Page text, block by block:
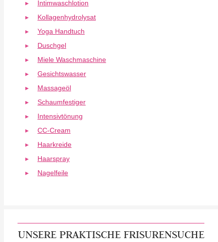
Intimwaschlotion
Kollagenhydrolysat
Yoga Handtuch
Duschgel
Miele Waschmaschine
Gesichtswasser
Massageöl
Schaumfestiger
Intensivtönung
CC-Cream
Haarkreide
Haarspray
Nagelfeile
UNSERE PRAKTISCHE FRISURENSUCHE